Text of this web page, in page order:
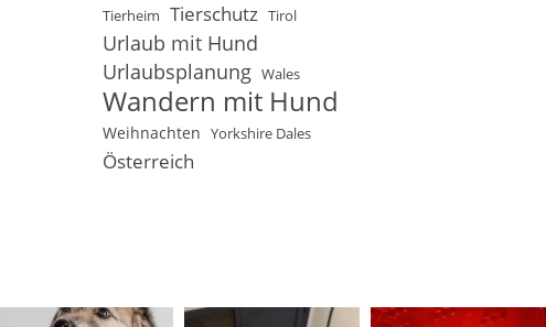
Tierheim Tierschutz Tirol
Urlaub mit Hund
Urlaubsplanung Wales
Wandern mit Hund
Weihnachten Yorkshire Dales
Österreich